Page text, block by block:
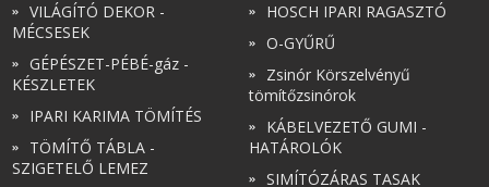
VILÁGÍTÓ DEKOR -
MÉCSESEK
GÉPÉSZET-PÉBÉ-gáz -
KÉSZLETEK
IPARI KARIMA TÖMÍTÉS
TÖMÍTŐ TÁBLA -
SZIGETELŐ LEMEZ
HOSCH IPARI RAGASZTÓ
O-GYŰRŰ
Zsinór Körszelvényű
tömítőzsinórok
KÁBELVEZETŐ GUMI -
HATÁROLÓK
SIMÍTÓZÁRAS TASAK